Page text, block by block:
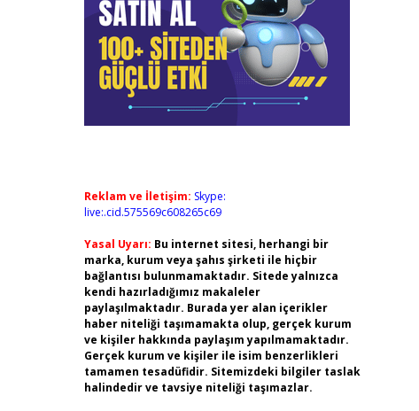
Reklam ve İletişim: Skype:
live:.cid.575569c608265c69
Yasal Uyarı: Bu internet sitesi, herhangi bir
marka, kurum veya şahıs şirketi ile hiçbir
bağlantısı bulunmamaktadır. Sitede yalnızca
kendi hazırladığımız makaleler
paylaşılmaktadır. Burada yer alan içerikler
haber niteliği taşımamakta olup, gerçek kurum
ve kişiler hakkında paylaşım yapılmamaktadır.
Gerçek kurum ve kişiler ile isim benzerlikleri
tamamen tesadüfidir. Sitemizdeki bilgiler taslak
halindedir ve tavsiye niteliği taşımazlar.